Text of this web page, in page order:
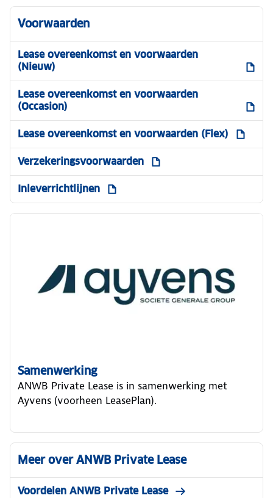
Voorwaarden
Lease overeenkomst en voorwaarden
(Nieuw)
Lease overeenkomst en voorwaarden
(Occasion)
Lease overeenkomst en voorwaarden (Flex)
Verzekeringsvoorwaarden
Inleverrichtlijnen
Samenwerking
ANWB Private Lease is in samenwerking met
Ayvens (voorheen LeasePlan).
Meer over ANWB Private Lease
Voordelen ANWB Private Lease